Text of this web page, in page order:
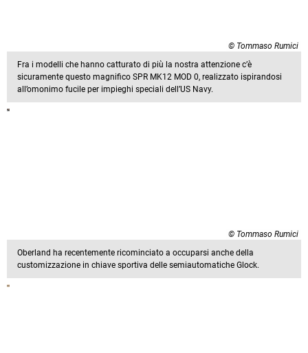
© Tommaso Rumici
Fra i modelli che hanno catturato di più la nostra attenzione c’è
sicuramente questo magnifico SPR MK12 MOD 0, realizzato ispirandosi
all’omonimo fucile per impieghi speciali dell’US Navy.
© Tommaso Rumici
Oberland ha recentemente ricominciato a occuparsi anche della
customizzazione in chiave sportiva delle semiautomatiche Glock.